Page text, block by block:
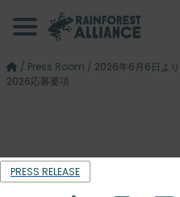
/ Press Room / 2026年6月6日よ
2026応募要項
PRESS RELEASE